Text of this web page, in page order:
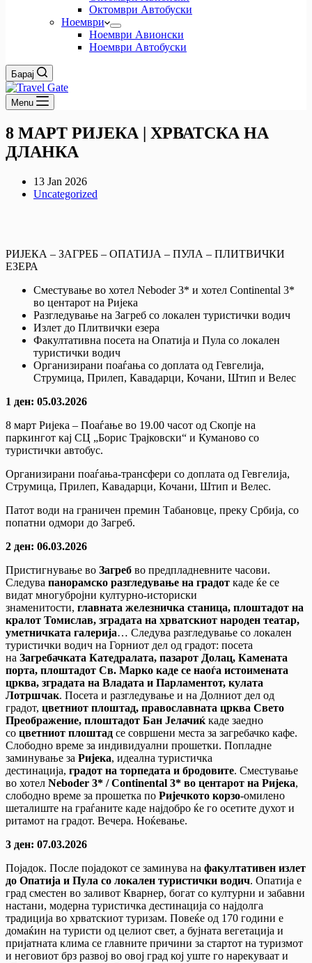
Октомври Автобуски
Ноември
Ноември Авионски
Ноември Автобуски
Барај
Menu
8 МАРТ РИЈЕКА | ХРВАТСКА НА
ДЛАНКА
13 Jan 2026
Uncategorized
РИЈЕКА – ЗАГРЕБ – ОПАТИЈА – ПУЛА – ПЛИТВИЧКИ
ЕЗЕРА
Сместување во хотел Neboder 3* и хотел Continental 3*
во центарот на Ријека
Разгледување на Загреб со локален туристички водич
Излет до Плитвички езера
Факултативна посета на Опатија и Пула со локален
туристички водич
Организирани поаѓања со доплата од Гевгелија,
Струмица, Прилеп, Кавадарци, Кочани, Штип и Велес
1 ден: 05.03.2026
8 март Ријека – Поаѓање во 19.00 часот од Скопје на
паркингот кај СЦ „Борис Трајковски“ и Куманово со
туристички автобус.
Организирани поаѓања-трансфери со доплата од Гевгелија,
Струмица, Прилеп, Кавадарци, Кочани, Штип и Велес.
Патот води на граничен премин Табановце, преку Србија, со
попатни одмори до Загреб.
2 ден: 06.03.2026
Пристигнување во Загреб во предпладневните часови.
Следува панорамско разгледување на градот каде ќе се
видат многубројни културно-историски
знаменитости, главната железничка станица, плоштадот на
кралот Томислав, зградата на хрватскиот народен театар,
уметничката галерија… Следува разгледување со локален
туристички водич на Горниот дел од градот: посета
на Загребачката Катедралата, пазарот Долац, Камената
порта, плоштадот Св. Марко каде се наоѓа истоимената
црква, зградата на Владата и Парламентот, кулата
Лотршчак. Посета и разгледување и на Долниот дел од
градот, цветниот плоштад, православната црква Свето
Преображение, плоштадот Бан Јелачиќ каде заедно
со цветниот плоштад се совршени места за загребачко кафе.
Слободно време за индивидуални прошетки. Попладне
заминување за Ријека, идеална туристичка
дестинација, градот на торпедата и бродовите. Сместување
во хотел Neboder 3* / Continental 3* во центарот на Ријека,
слободно време за прошетка по Ријечкото корзо-омилено
шеталиште на граѓаните каде најдобро ќе го осетите духот и
ритамот на градот. Вечера. Ноќевање.
3 ден: 07.03.2026
Појадок. После појадокот се заминува на факултативен излет
до Опатија и Пула со локален туристички водич. Опатија е
град сместен во заливот Кварнер, богат со културни и забавни
настани, модерна туристичка дестинација со најдолга
традиција во хрватскиот туризам. Повеќе од 170 години е
домаќин на туристи од целиот свет, а бујната вегетација и
пријатната клима се главните причини за стартот на туризмот
и неговиот брз развој во овој град кој уште го нарекуваат и